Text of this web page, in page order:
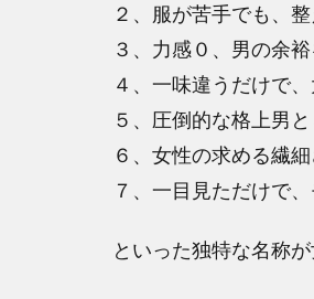
２、服が苦手でも、
３、力感０、男の余
４、一味違うだけで
５、圧倒的な格上男
６、女性の求める繊
７、一目見ただけで
といった独特な名称